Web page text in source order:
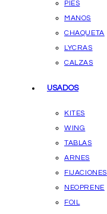
PIES
MANOS
CHAQUETA
LYCRAS
CALZAS
USADOS
KITES
WING
TABLAS
ARNES
FIJACIONES
NEOPRENE
FOIL